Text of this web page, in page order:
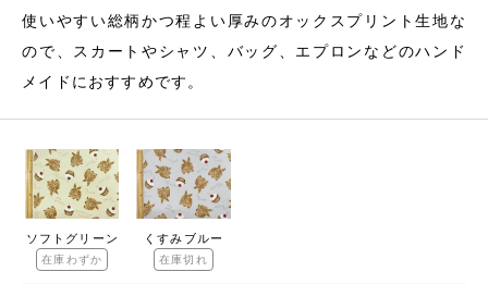
使いやすい総柄かつ程よい厚みのオックスプリント生地な
ので、スカートやシャツ、バッグ、エプロンなどのハンド
メイドにおすすめです。
ソフトグリーン
在庫わずか
くすみブルー
在庫切れ